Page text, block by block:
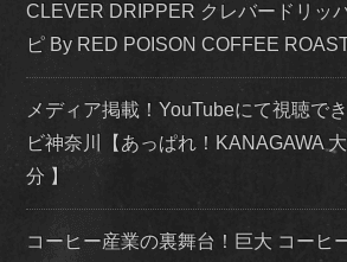
CLEVER DRIPPER クレバードリッ
ピ By RED POISON COFFEE
メディア掲載！YouTubeにて視聴で
ビ神奈川【あっぱれ！KANAGAWA
分 】
コーヒー産業の裏舞台！巨大 コー